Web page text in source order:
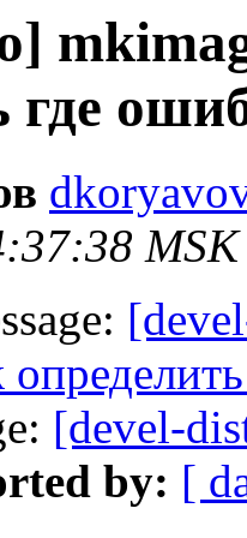
где
[devel-
by: [